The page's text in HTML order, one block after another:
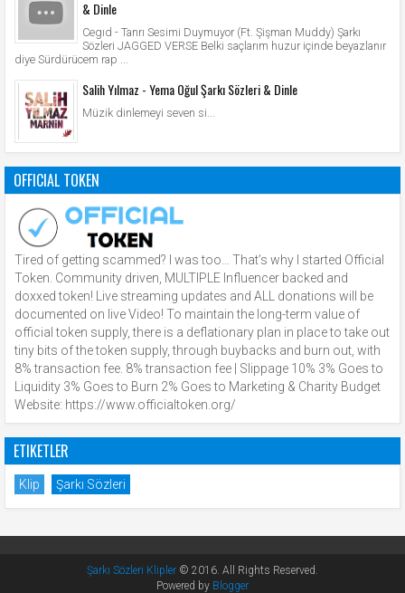
& Dinle
Cegıd - Tanrı Sesimi Duymuyor (Ft. Şişman Muddy) Şarkı
Sözleri JAGGED VERSE Belki saçlarım huzur içinde beyazlanır
diye Sürdürücem rap ...
Salih Yılmaz - Yema Oğul Şarkı Sözleri & Dinle
Müzik dinlemeyi seven si...
OFFICIAL TOKEN
Tired of getting scammed? I was too… That’s why I started Official
Token. Community driven, MULTIPLE Influencer backed and
doxxed token! Live streaming updates and ALL donations will be
documented on live Video! To maintain the long-term value of
official token supply, there is a deflationary plan in place to take out
tiny bits of the token supply, through buybacks and burn out, with
8% transaction fee. 8% transaction fee | Slippage 10% 3% Goes to
Liquidity 3% Goes to Burn 2% Goes to Marketing & Charity Budget
Website: https://www.officialtoken.org/
ETIKETLER
Klip Şarkı Sözleri
Şarkı Sözleri Klipler © 2016. All Rights Reserved.
Powered by Blogger